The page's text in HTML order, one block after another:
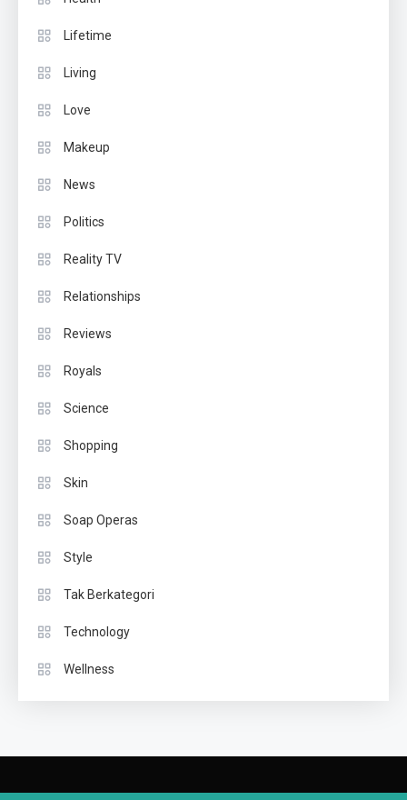
Lifetime
Living
Love
Makeup
News
Politics
Reality TV
Relationships
Reviews
Royals
Science
Shopping
Skin
Soap Operas
Style
Tak Berkategori
Technology
Wellness